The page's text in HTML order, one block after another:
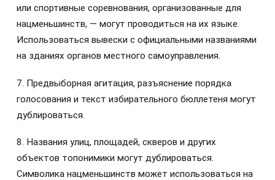
или спортивные соревнования, организованные для
нацменьшинств, — могут проводиться на их языке.
Использоваться вывески с официальными названиями
на зданиях органов местного самоуправления.
7. Предвыборная агитация, разъяснение порядка
голосования и текст избирательного бюллетеня могут
дублироваться.
8. Названия улиц, площадей, скверов и других
объектов топонимики могут дублироваться.
Символика нацменьшинств может использоваться на